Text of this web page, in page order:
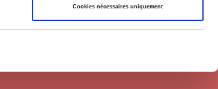
Cookies nécessaires uniquement